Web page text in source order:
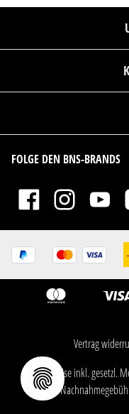
FOLGE DEN BNS-BRANDS
Vertrag
ㅤㅤㅤㅤㅤ‎‎‎‎‎Alle Preise inkl.